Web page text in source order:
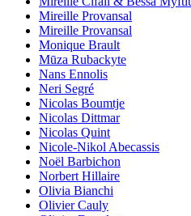
Mireille Provansal
Mireille Provansal
Monique Brault
Mūza Rubackyte
Nans Ennolis
Neri Segré
Nicolas Boumtje
Nicolas Dittmar
Nicolas Quint
Nicole-Nikol Abecassis
Noël Barbichon
Norbert Hillaire
Olivia Bianchi
Olivier Cauly